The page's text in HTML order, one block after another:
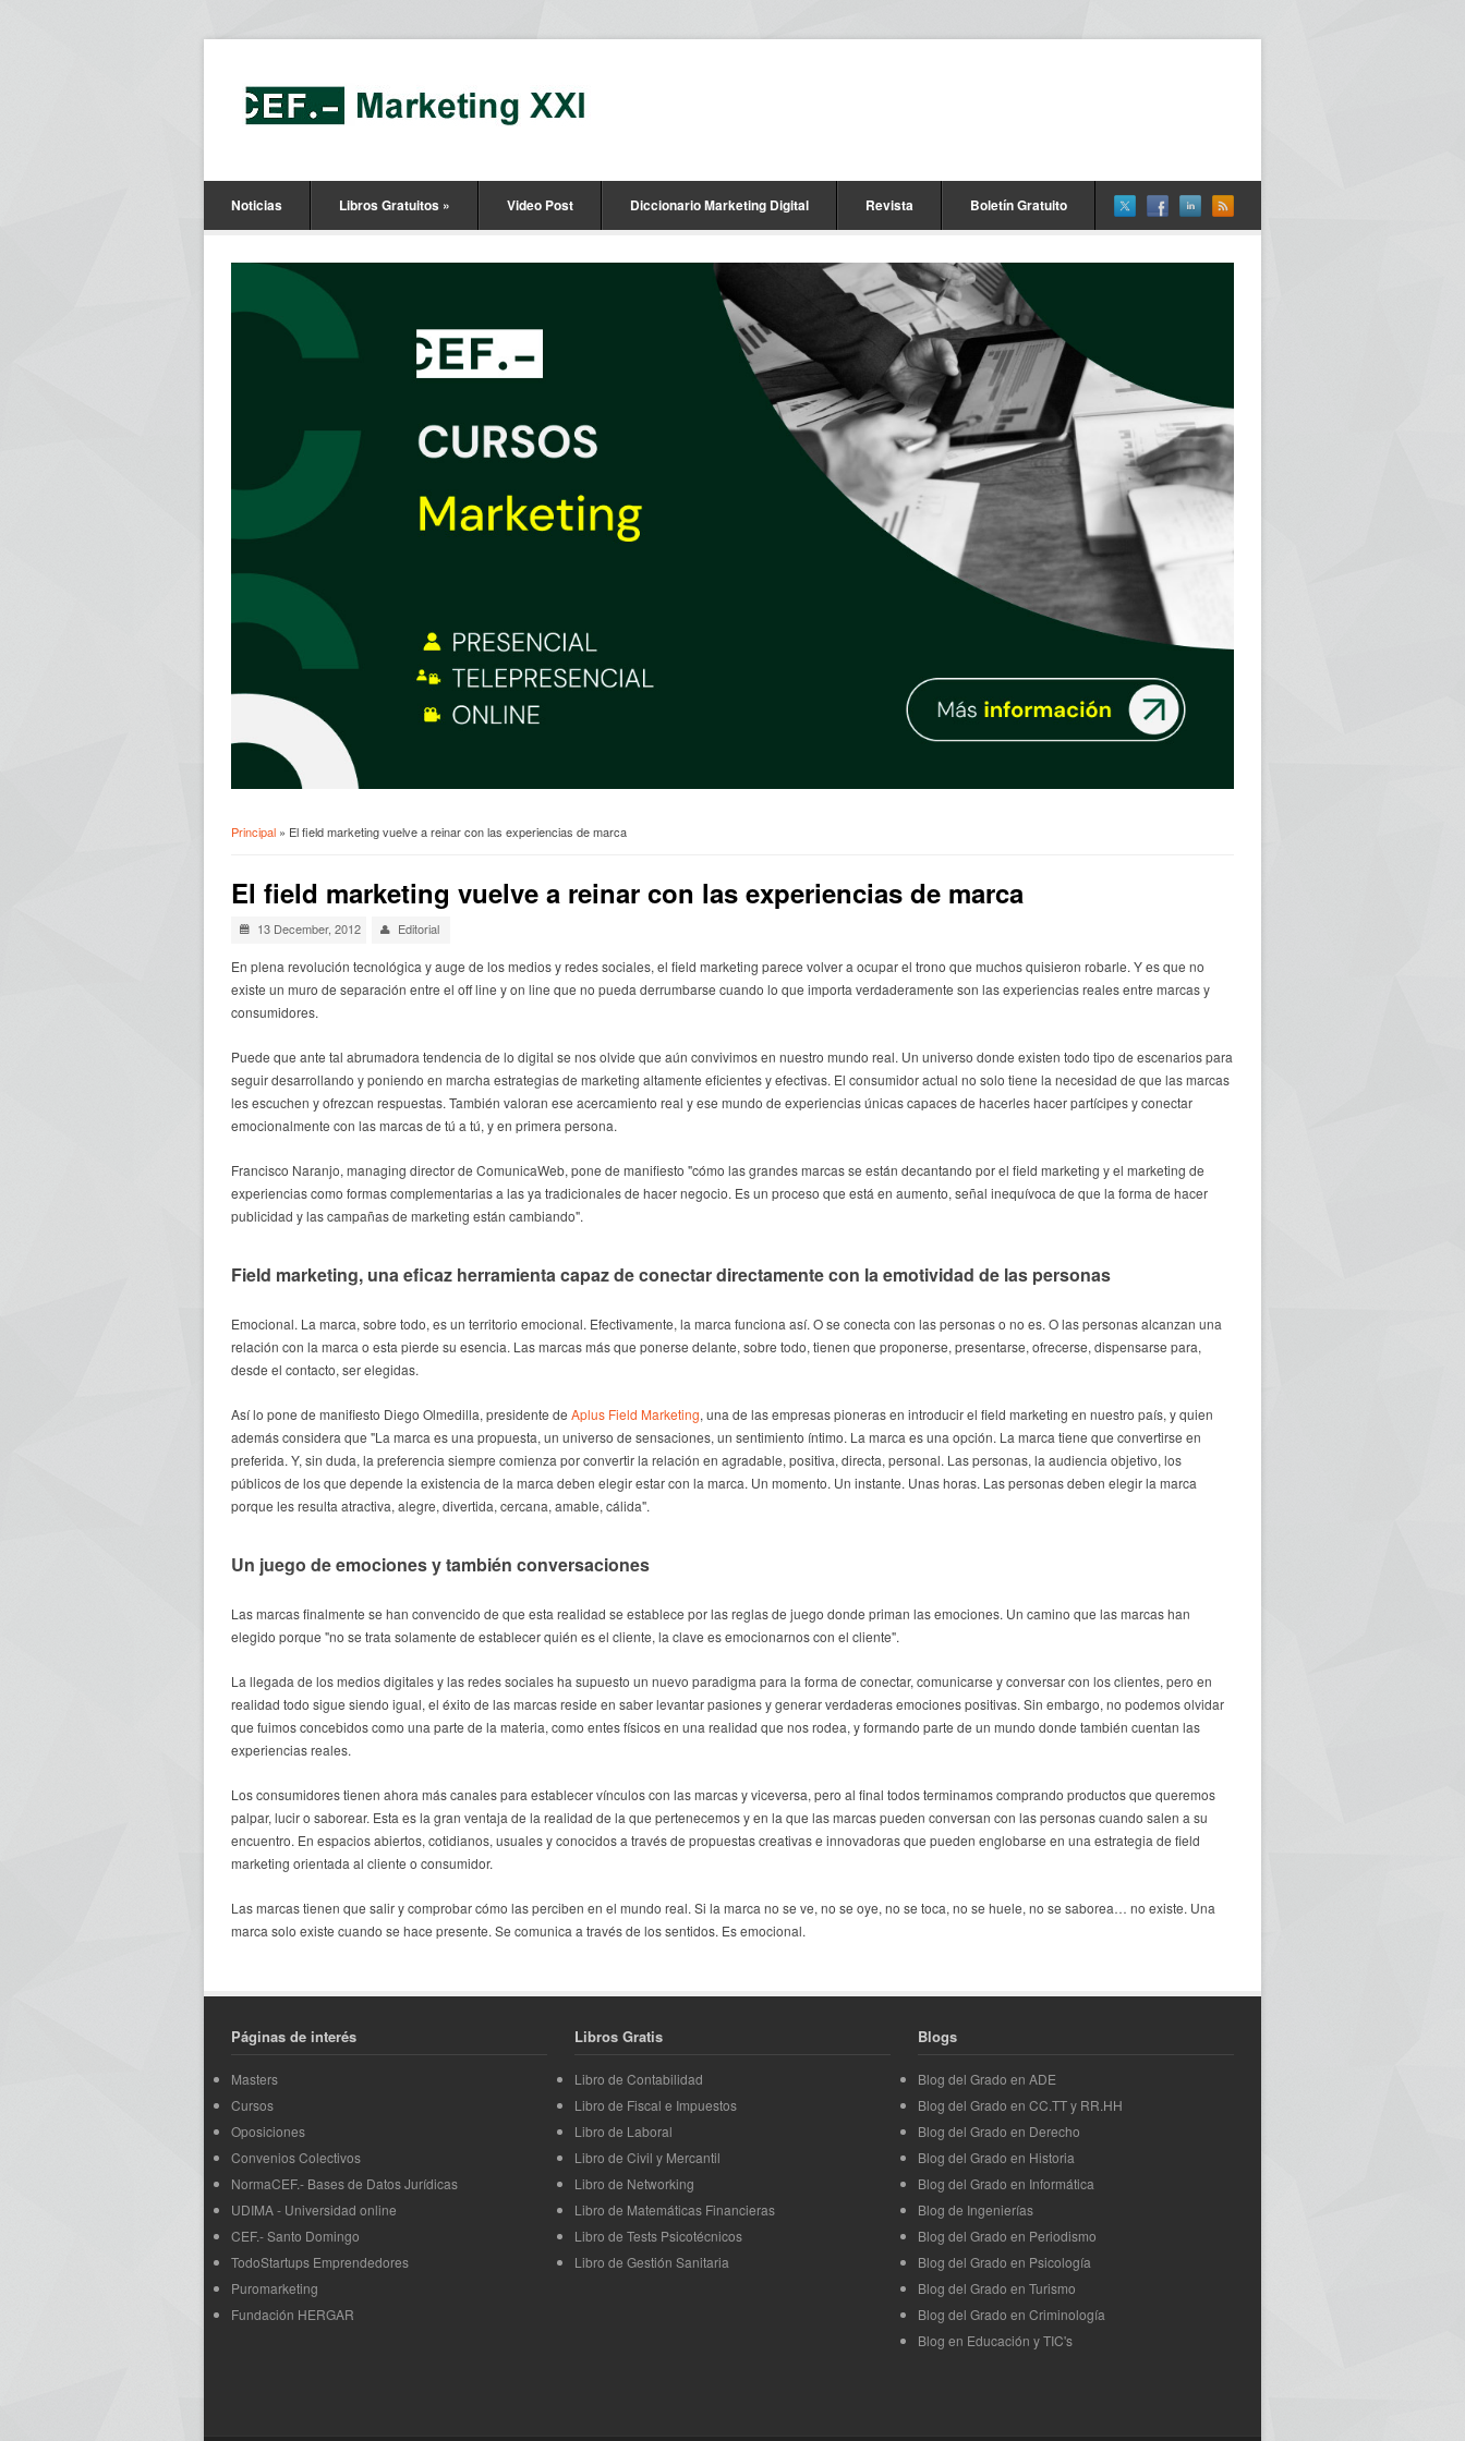
Noticias Libros Gratuitos » Video Post Diccionario Marketing Digital Revista Boletín Gratuito
Principal » El field marketing vuelve a reinar con las experiencias de marca
El field marketing vuelve a reinar con las experiencias de marca
13 December, 2012 Editorial
En plena revolución tecnológica y auge de los medios y redes sociales, el field marketing parece volver a ocupar el trono que muchos quisieron robarle. Y es que no
existe un muro de separación entre el off line y on line que no pueda derrumbarse cuando lo que importa verdaderamente son las experiencias reales entre marcas y
consumidores.
Puede que ante tal abrumadora tendencia de lo digital se nos olvide que aún convivimos en nuestro mundo real. Un universo donde existen todo tipo de escenarios para
seguir desarrollando y poniendo en marcha estrategias de marketing altamente eficientes y efectivas. El consumidor actual no solo tiene la necesidad de que las marcas
les escuchen y ofrezcan respuestas. También valoran ese acercamiento real y ese mundo de experiencias únicas capaces de hacerles hacer partícipes y conectar
emocionalmente con las marcas de tú a tú, y en primera persona.
Francisco Naranjo, managing director de ComunicaWeb, pone de manifiesto "cómo las grandes marcas se están decantando por el field marketing y el marketing de
experiencias como formas complementarias a las ya tradicionales de hacer negocio. Es un proceso que está en aumento, señal inequívoca de que la forma de hacer
publicidad y las campañas de marketing están cambiando".
Field marketing, una eficaz herramienta capaz de conectar directamente con la emotividad de las personas
Emocional. La marca, sobre todo, es un territorio emocional. Efectivamente, la marca funciona así. O se conecta con las personas o no es. O las personas alcanzan una
relación con la marca o esta pierde su esencia. Las marcas más que ponerse delante, sobre todo, tienen que proponerse, presentarse, ofrecerse, dispensarse para,
desde el contacto, ser elegidas.
Así lo pone de manifiesto Diego Olmedilla, presidente de Aplus Field Marketing, una de las empresas pioneras en introducir el field marketing en nuestro país, y quien
además considera que "La marca es una propuesta, un universo de sensaciones, un sentimiento íntimo. La marca es una opción. La marca tiene que convertirse en
preferida. Y, sin duda, la preferencia siempre comienza por convertir la relación en agradable, positiva, directa, personal. Las personas, la audiencia objetivo, los
públicos de los que depende la existencia de la marca deben elegir estar con la marca. Un momento. Un instante. Unas horas. Las personas deben elegir la marca
porque les resulta atractiva, alegre, divertida, cercana, amable, cálida".
Un juego de emociones y también conversaciones
Las marcas finalmente se han convencido de que esta realidad se establece por las reglas de juego donde priman las emociones. Un camino que las marcas han
elegido porque "no se trata solamente de establecer quién es el cliente, la clave es emocionarnos con el cliente".
La llegada de los medios digitales y las redes sociales ha supuesto un nuevo paradigma para la forma de conectar, comunicarse y conversar con los clientes, pero en
realidad todo sigue siendo igual, el éxito de las marcas reside en saber levantar pasiones y generar verdaderas emociones positivas. Sin embargo, no podemos olvidar
que fuimos concebidos como una parte de la materia, como entes físicos en una realidad que nos rodea, y formando parte de un mundo donde también cuentan las
experiencias reales.
Los consumidores tienen ahora más canales para establecer vínculos con las marcas y viceversa, pero al final todos terminamos comprando productos que queremos
palpar, lucir o saborear. Esta es la gran ventaja de la realidad de la que pertenecemos y en la que las marcas pueden conversan con las personas cuando salen a su
encuentro. En espacios abiertos, cotidianos, usuales y conocidos a través de propuestas creativas e innovadoras que pueden englobarse en una estrategia de field
marketing orientada al cliente o consumidor.
Las marcas tienen que salir y comprobar cómo las perciben en el mundo real. Si la marca no se ve, no se oye, no se toca, no se huele, no se saborea… no existe. Una
marca solo existe cuando se hace presente. Se comunica a través de los sentidos. Es emocional.
Páginas de interés
Masters
Cursos
Oposiciones
Convenios Colectivos
NormaCEF.- Bases de Datos Jurídicas
UDIMA - Universidad online
CEF.- Santo Domingo
TodoStartups Emprendedores
Puromarketing
Fundación HERGAR
Libros Gratis
Libro de Contabilidad
Libro de Fiscal e Impuestos
Libro de Laboral
Libro de Civil y Mercantil
Libro de Networking
Libro de Matemáticas Financieras
Libro de Tests Psicotécnicos
Libro de Gestión Sanitaria
Blogs
Blog del Grado en ADE
Blog del Grado en CC.TT y RR.HH
Blog del Grado en Derecho
Blog del Grado en Historia
Blog del Grado en Informática
Blog de Ingenierías
Blog del Grado en Periodismo
Blog del Grado en Psicología
Blog del Grado en Turismo
Blog del Grado en Criminología
Blog en Educación y TIC's